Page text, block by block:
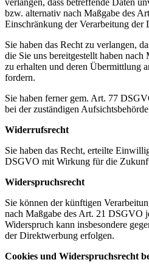
verlangen, dass betreffende Daten
bzw. alternativ nach Maßgabe des
Einschränkung der Verarbeitung der
Sie haben das Recht zu verlangen,
die Sie uns bereitgestellt haben
zu erhalten und deren Übermittlung
fordern.
Sie haben ferner gem. Art. 77
bei der zuständigen
Widerrufsrecht
Sie haben das Recht, erteilte
DSGVO mit Wirkung für die
Widerspruchsrecht
Sie können der künftigen
nach Maßgabe des Art. 21 DSGVO
Widerspruch kann insbesondere
der Direktwerbung erfolgen.
Cookies und Widerspruchsrecht